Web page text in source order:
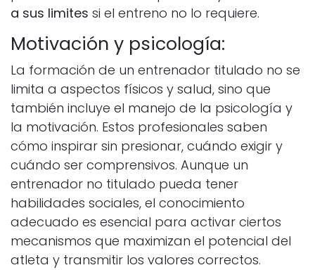
a sus limites si el entreno no lo requiere.
Motivación y psicología:
La formación de un entrenador titulado no se
limita a aspectos físicos y salud, sino que
también incluye el manejo de la psicología y
la motivación. Estos profesionales saben
cómo inspirar sin presionar, cuándo exigir y
cuándo ser comprensivos. Aunque un
entrenador no titulado pueda tener
habilidades sociales, el conocimiento
adecuado es esencial para activar ciertos
mecanismos que maximizan el potencial del
atleta y transmitir los valores correctos.